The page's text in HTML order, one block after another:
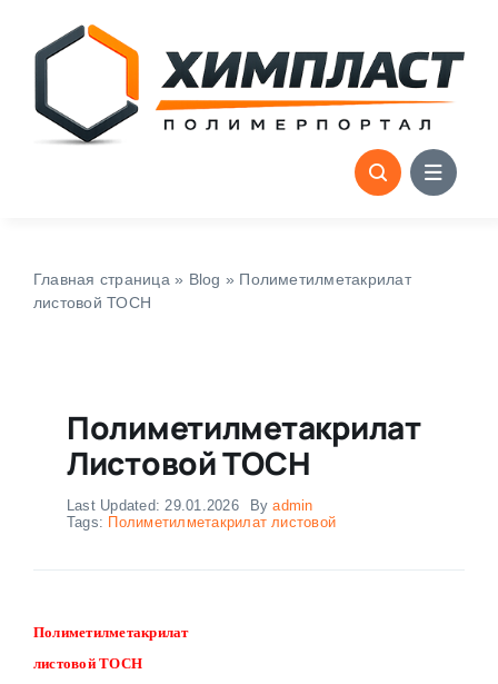
content
Главная страница » Blog » Полиметилметакрилат
листовой ТОСН
Полиметилметакрилат
Листовой ТОСН
Last Updated: 29.01.2026 Byadmin
Tags: Полиметилметакрилат листовой
Полиметилметакрилат
листовой ТОСН